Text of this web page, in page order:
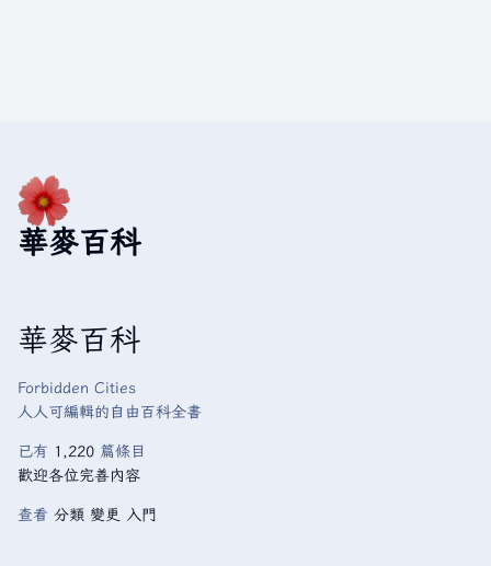
華麥百科
華麥百科
Forbidden Cities
人人可編輯的自由百科全書
已有 1,220 篇條目
歡迎各位完善內容
查看 分類 變更 入門